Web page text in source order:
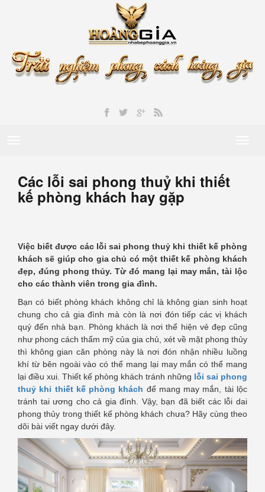
Các lỗi sai phong thuỷ khi thiết
kế phòng khách hay gặp
Việc biết được các lỗi sai phong thuỷ khi thiết kế phòng
khách sẽ giúp cho gia chủ có một thiết kế phòng khách
đẹp, đúng phong thủy. Từ đó mang lại may mắn, tài lộc
cho các thành viên trong gia đình.
Bạn có biết phòng khách không chỉ là không gian sinh hoạt
chung cho cả gia đình mà còn là nơi đón tiếp các vị khách
quý đến nhà bạn. Phòng khách là nơi thể hiện vẻ đẹp cũng
như phong cách thẩm mỹ của gia chủ, xét về mặt phong thủy
thì không gian căn phòng này là nơi đón nhận nhiều luồng
khí từ bên ngoài vào có thể mang lại may mắn có thể mang
lại điều xui. Thiết kế phòng khách tránh những lỗi sai phong
thuỷ khi thiết kế phòng khách để mang may mắn, tài lộc
tránh tai ương cho cả gia đình. Vậy, bạn đã biết các lỗi dai
phong thủy trong thiết kế phòng khách chưa? Hãy cùng theo
dõi bài viết ngay dưới đây.